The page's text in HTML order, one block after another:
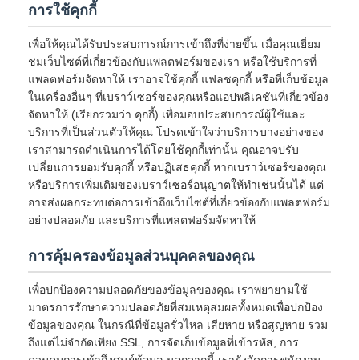
การใช้คุกกี้
เพื่อให้คุณได้รับประสบการณ์การเข้าถึงที่ง่ายขึ้น เมื่อคุณเยี่ยม
ชมเว็บไซต์ที่เกี่ยวข้องกับแพลตฟอร์มของเรา หรือใช้บริการที่
แพลตฟอร์มจัดหาให้ เราอาจใช้คุกกี้ แฟลชคุกกี้ หรือที่เก็บข้อมูล
ในเครื่องอื่นๆ ที่เบราว์เซอร์ของคุณหรือแอปพลิเคชันที่เกี่ยวข้อง
จัดหาให้ (เรียกรวมว่า คุกกี้) เพื่อมอบประสบการณ์ผู้ใช้และ
บริการที่เป็นส่วนตัวให้คุณ โปรดเข้าใจว่าบริการบางอย่างของ
เราสามารถดำเนินการได้โดยใช้คุกกี้เท่านั้น คุณอาจปรับ
เปลี่ยนการยอมรับคุกกี้ หรือปฏิเสธคุกกี้ หากเบราว์เซอร์ของคุณ
หรือบริการเพิ่มเติมของเบราว์เซอร์อนุญาตให้ทำเช่นนั้นได้ แต่
อาจส่งผลกระทบต่อการเข้าถึงเว็บไซต์ที่เกี่ยวข้องกับแพลตฟอร์ม
อย่างปลอดภัย และบริการที่แพลตฟอร์มจัดหาให้
การคุ้มครองข้อมูลส่วนบุคคลของคุณ
เพื่อปกป้องความปลอดภัยของข้อมูลของคุณ เราพยายามใช้
มาตรการรักษาความปลอดภัยที่สมเหตุสมผลทั้งหมดเพื่อปกป้อง
ข้อมูลของคุณ ในกรณีที่ข้อมูลรั่วไหล เสียหาย หรือสูญหาย รวม
ถึงแต่ไม่จำกัดเพียง SSL, การจัดเก็บข้อมูลที่เข้ารหัส, การ